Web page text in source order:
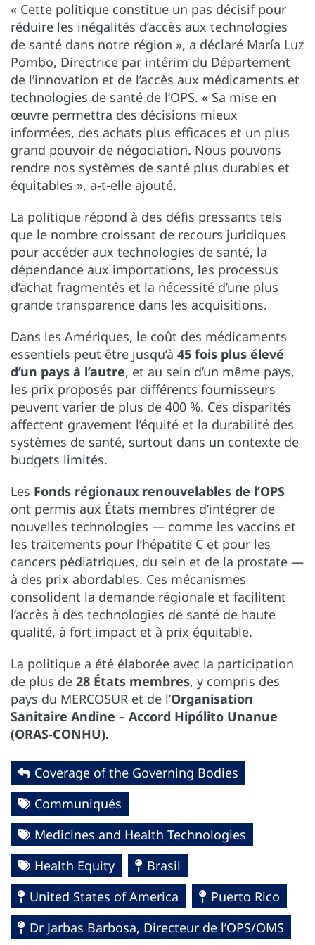
« Cette politique constitue un pas décisif pour
réduire les inégalités d’accès aux technologies
de santé dans notre région », a déclaré María Luz
Pombo, Directrice par intérim du Département
de l’innovation et de l’accès aux médicaments et
technologies de santé de l’OPS. « Sa mise en
œuvre permettra des décisions mieux
informées, des achats plus efficaces et un plus
grand pouvoir de négociation. Nous pouvons
rendre nos systèmes de santé plus durables et
équitables », a‑t-elle ajouté.
La politique répond à des défis pressants tels
que le nombre croissant de recours juridiques
pour accéder aux technologies de santé, la
dépendance aux importations, les processus
d’achat fragmentés et la nécessité d’une plus
grande transparence dans les acquisitions.
Dans les Amériques, le coût des médicaments
essentiels peut être jusqu’à 45 fois plus élevé
d’un pays à l’autre, et au sein d’un même pays,
les prix proposés par différents fournisseurs
peuvent varier de plus de 400 %. Ces disparités
affectent gravement l’équité et la durabilité des
systèmes de santé, surtout dans un contexte de
budgets limités.
Les Fonds régionaux renouvelables de l’OPS
ont permis aux États membres d’intégrer de
nouvelles technologies — comme les vaccins et
les traitements pour l’hépatite C et pour les
cancers pédiatriques, du sein et de la prostate —
à des prix abordables. Ces mécanismes
consolident la demande régionale et facilitent
l’accès à des technologies de santé de haute
qualité, à fort impact et à prix équitable.
La politique a été élaborée avec la participation
de plus de 28 États membres, y compris des
pays du MERCOSUR et de l’Organisation
Sanitaire Andine – Accord Hipólito Unanue
(ORAS-CONHU).
Coverage of the Governing Bodies
Communiqués
Medicines and Health Technologies
Health Equity
Brasil
United States of America
Puerto Rico
Dr Jarbas Barbosa, Directeur de l’OPS/OMS